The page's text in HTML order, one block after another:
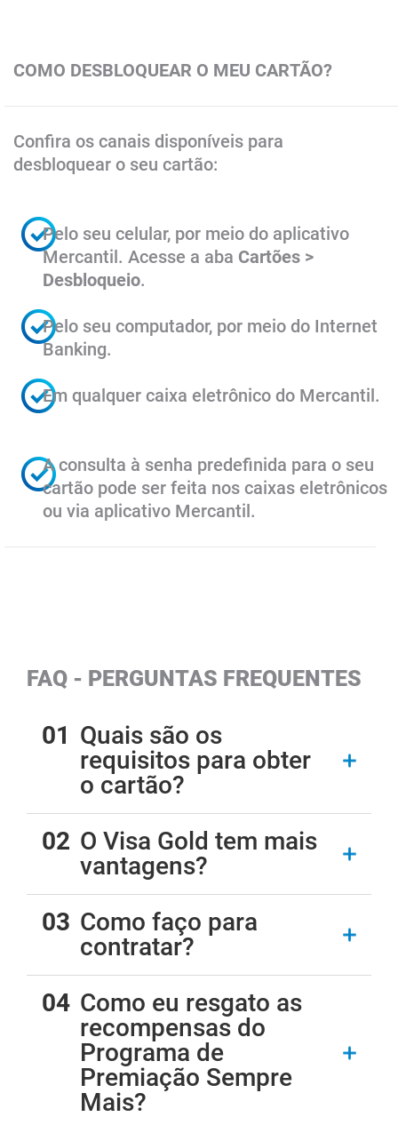
COMO DESBLOQUEAR O MEU CARTÃO?
Confira os canais disponíveis para
desbloquear o seu cartão:
Pelo seu celular, por meio do aplicativo
Mercantil. Acesse a aba Cartões >
Desbloqueio.
​Pelo seu computador, por meio do Internet
Banking. ​
Em qualquer caixa eletrônico do Mercantil.
A consulta à senha predefinida para o seu
cartão pode ser feita nos caixas eletrônicos
ou via aplicativo Mercantil.
FAQ - PERGUNTAS FREQUENTES
Quais são os
requisitos para obter
o cartão?
O Visa Gold tem mais
vantagens?
Como faço para
contratar?
Como eu resgato as
recompensas do
Programa de
Premiação Sempre
Mais?